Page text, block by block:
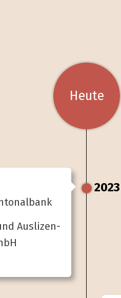
Heute
Aus­lizen­
2023